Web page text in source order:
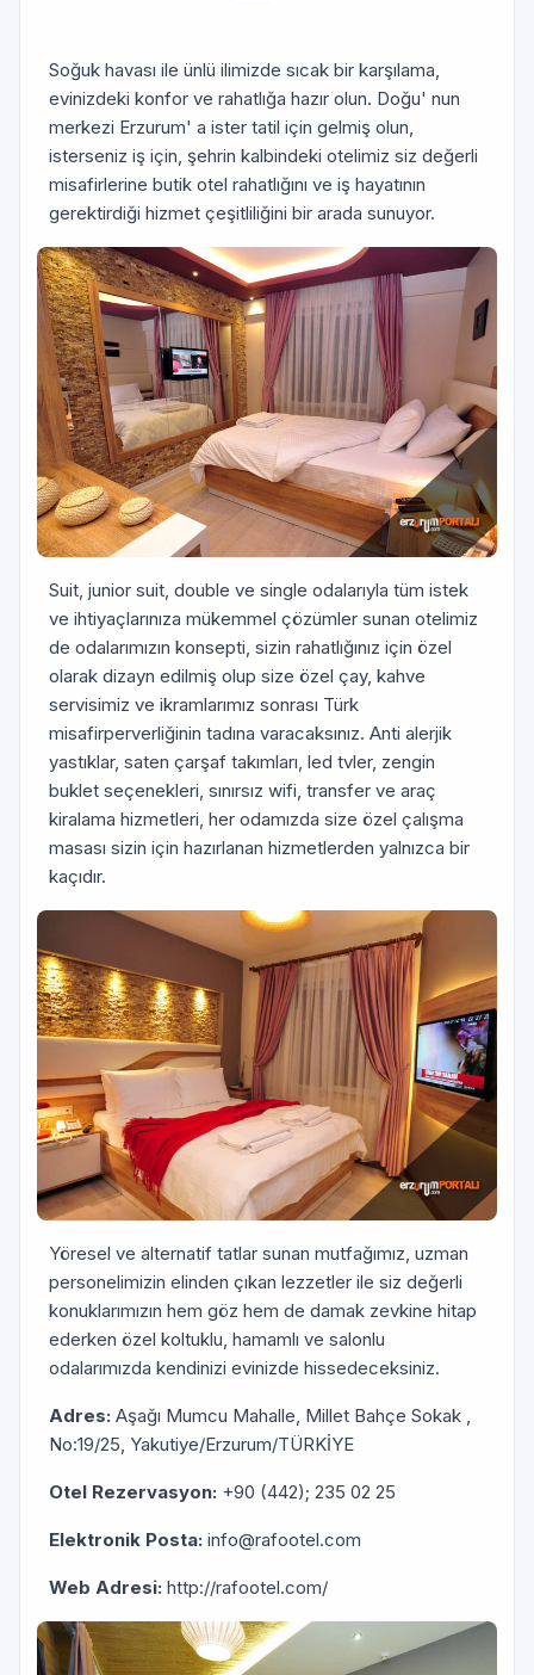
Soğuk havası ile ünlü ilimizde sıcak bir karşılama,
evinizdeki konfor ve rahatlığa hazır olun. Doğu' nun
merkezi Erzurum' a ister tatil için gelmiş olun,
isterseniz iş için, şehrin kalbindeki otelimiz siz değerli
misafirlerine butik otel rahatlığını ve iş hayatının
gerektirdiği hizmet çeşitliliğini bir arada sunuyor.
Suit, junior suit, double ve single odalarıyla tüm istek
ve ihtiyaçlarınıza mükemmel çözümler sunan otelimiz
de odalarımızın konsepti, sizin rahatlığınız için özel
olarak dizayn edilmiş olup size özel çay, kahve
servisimiz ve ikramlarımız sonrası Türk
misafirperverliğinin tadına varacaksınız. Anti alerjik
yastıklar, saten çarşaf takımları, led tvler, zengin
buklet seçenekleri, sınırsız wifi, transfer ve araç
kiralama hizmetleri, her odamızda size özel çalışma
masası sizin için hazırlanan hizmetlerden yalnızca bir
kaçıdır.
Yöresel ve alternatif tatlar sunan mutfağımız, uzman
personelimizin elinden çıkan lezzetler ile siz değerli
konuklarımızın hem göz hem de damak zevkine hitap
ederken özel koltuklu, hamamlı ve salonlu
odalarımızda kendinizi evinizde hissedeceksiniz.
Adres: Aşağı Mumcu Mahalle, Millet Bahçe Sokak ,
No:19/25, Yakutiye/Erzurum/TÜRKİYE
Otel Rezervasyon: +90 (442); 235 02 25
Elektronik Posta: info@rafootel.com
Web Adresi: http://rafootel.com/